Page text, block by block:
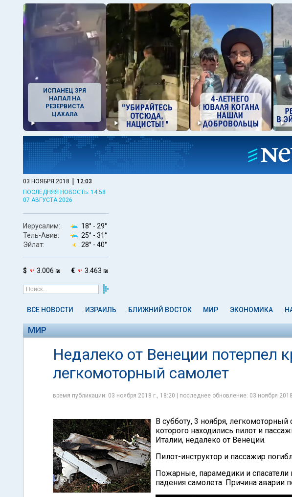
ИСПАНЕЦ ЗРЯ
НАПАЛ НА
РЕЗЕРВИСТА
ЦАХАЛА
03 НОЯБРЯ 2018 | 12:03
ПОСЛЕДНЯЯ НОВОСТЬ: 14:58
07 АВГУСТА 2026
Иерусалим: 18° - 29°
Тель-Авив:
25° - 31°
Эйлат:
28° - 40°
$ 3.006 ₪ € 3.463 ₪
ВСЕ НОВОСТИ ИЗРАИЛЬ БЛИЖНИЙ ВОСТОК МИР ЭКОНОМИКА
МИР
Недалеко от Венеции потерпел
легкомоторный самолет
время публикации: 03 ноября 2018 г., 18:20 | последнее обновление: 03 ноября
В субботу, 3 ноября,
которого находились пилот и
Италии, недалеко от Венеции.
Пилот-инструктор и пассажир
Пожарные, парамедики и
падения самолета. Причина аварии